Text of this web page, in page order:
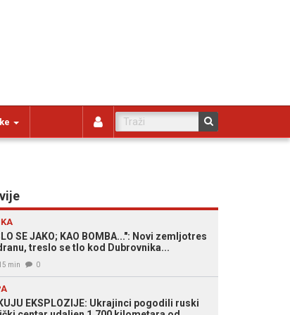
SE JAKO; KAO BOMBA...": Novi zemljotres
treslo se tlo kod Dubrovnika...
min 0
EKSPLOZIJE: Ukrajinci pogodili ruski